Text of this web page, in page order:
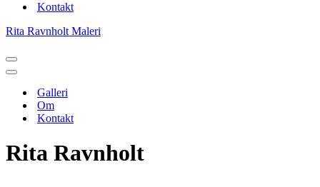
Kontakt
Rita Ravnholt Maleri
Navigation
menu
Navigation
Galleri
Om
Kontakt
Rita Ravnholt